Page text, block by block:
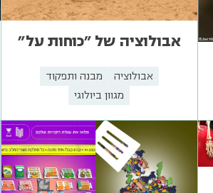
אבולוציה של "כוחות על"
אבולוציה
מבנה ותפקוד
מגוון ביולוגי